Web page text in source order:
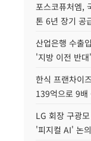
포스코퓨처엠,
톤 6년 장기 공
산업은행 수출
'지방 이전 반
한식 프랜차이
139억으로 9배
LG 회장 구광
'피지컬 AI' 논